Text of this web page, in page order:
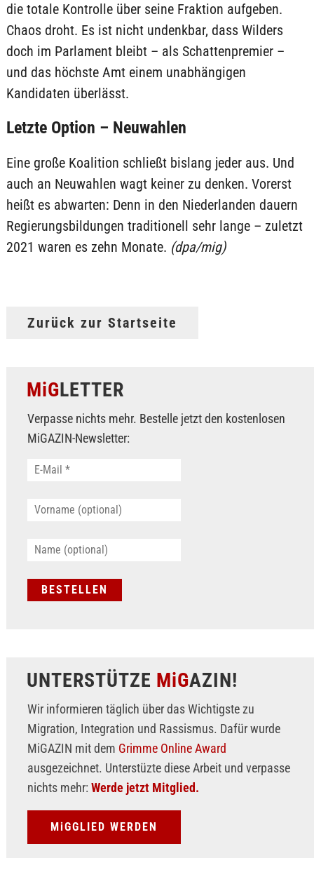
die totale Kontrolle über seine Fraktion aufgeben.
Chaos droht. Es ist nicht undenkbar, dass Wilders
doch im Parlament bleibt – als Schattenpremier –
und das höchste Amt einem unabhängigen
Kandidaten überlässt.
Letzte Option – Neuwahlen
Eine große Koalition schließt bislang jeder aus. Und
auch an Neuwahlen wagt keiner zu denken. Vorerst
heißt es abwarten: Denn in den Niederlanden dauern
Regierungsbildungen traditionell sehr lange – zuletzt
2021 waren es zehn Monate. (dpa/mig)
Zurück zur Startseite
MiGLETTER
Verpasse nichts mehr. Bestelle jetzt den kostenlosen
MiGAZIN-Newsletter:
UNTERSTÜTZE MiGAZIN!
Wir informieren täglich über das Wichtigste zu
Migration, Integration und Rassismus. Dafür wurde
MiGAZIN mit dem Grimme Online Award
ausgezeichnet. Unterstüzte diese Arbeit und verpasse
nichts mehr: Werde jetzt Mitglied.
MiGGLIED WERDEN